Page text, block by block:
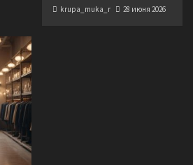
krupa_muka_r 28 июня 2026